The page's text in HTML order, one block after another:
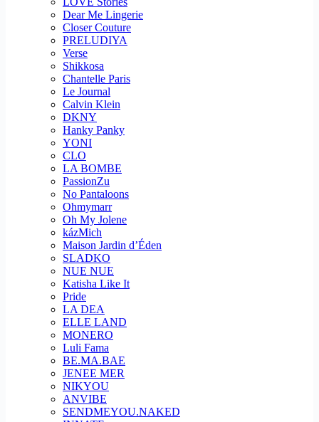
Dear Me Lingerie
Closer Couture
PRELUDIYA
Verse
Shikkosa
Chantelle Paris
Le Journal
Calvin Klein
DKNY
Hanky Panky
YONI
CLO
LA BOMBE
PassionZu
No Pantaloons
Ohmymarr
Oh My Jolene
kázMich
Maison Jardin d’Éden
SLADKO
NUE NUE
Katisha Like It
Pride
LA DEA
ELLE LAND
MONERO
Luli Fama
BE.MA.BAE
JENEE MER
NIKYOU
ANVIBE
SENDMEYOU.NAKED